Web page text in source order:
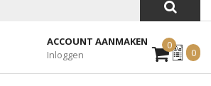
ACCOUNT AANMAKEN
Inloggen
0Mijn
Offerte
0